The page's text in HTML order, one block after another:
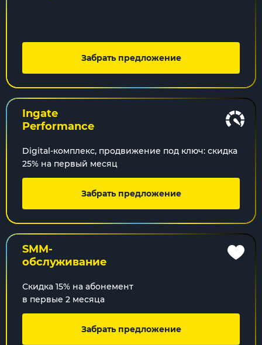
Забрать предложение
Ingate
Performance
Digital-комплекс, продвижение под ключ: скидка
25% на первый месяц
Забрать предложение
SMM-
обслуживание
Скидка 15% на абонемент
в первые 2 месяца
Забрать предложение